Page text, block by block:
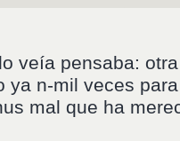
veía pensaba:
ya n-mil veces
mal que ha